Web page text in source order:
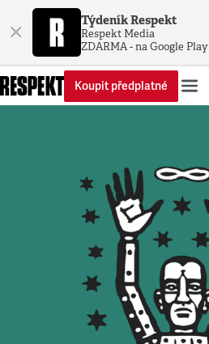
× Týdeník Respekt
Respekt Media
ZDARMA - na Google Play
Koupit předplatné